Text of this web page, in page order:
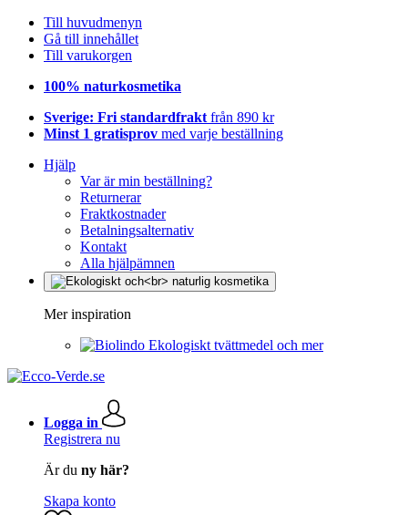
Till huvudmenyn
Gå till innehållet
Till varukorgen
100% naturkosmetika
Sverige: Fri standardfrakt från 890 kr
Minst 1 gratisprov med varje beställning
Hjälp
Var är min beställning?
Returnerar
Fraktkostnader
Betalningsalternativ
Kontakt
Alla hjälpämnen
Mer inspiration
Ekologiskt tvättmedel och mer
Logga in
Registrera nu
Är du ny här?
Skapa konto